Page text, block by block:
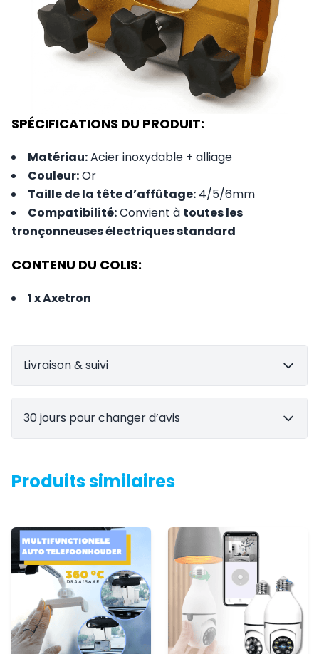
SPÉCIFICATIONS DU PRODUIT:
Matériau:Acier inoxydable + alliage
Couleur:Or
Taille de la tête d’affûtage: 4/5/6mm
Compatibilité:Convient à toutes les
tronçonneuses électriques standard
CONTENU DU COLIS:
1 x Axetron
Livraison & suivi
30 jours pour changer d’avis
Produits similaires